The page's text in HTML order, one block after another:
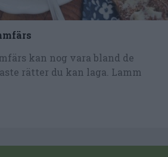
kan nog vara bland de
rätter du kan laga. Lamm